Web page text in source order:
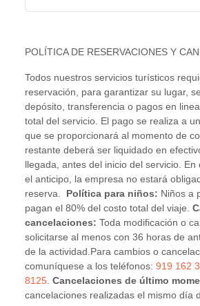
POLÍTICA DE RESERVACIONES Y
Todos nuestros servicios turísticos
reservación, para garantizar su lugar,
depósito, transferencia o pagos en
total del servicio. El pago se realiza a
que se proporcionará al momento de
restante deberá ser liquidado en
llegada, antes del inicio del servicio.
el anticipo, la empresa no estará
reserva.
Política para niños: Niños a
pagan el 80% del costo total del viaje.
cancelaciones: Toda modificación o
solicitarse al menos con 36 horas de
de la actividad.Para cambios o
comuníquese a los teléfonos: 919 162
8125 Cancelaciones de último
cancelaciones realizadas el mismo día